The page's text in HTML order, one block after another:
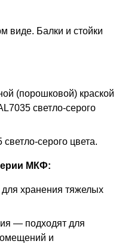
виде. Балки и стойки
(порошковой) краской
светло-серого
серого цвета.
МКФ:
хранения тяжелых
— подходят для
и